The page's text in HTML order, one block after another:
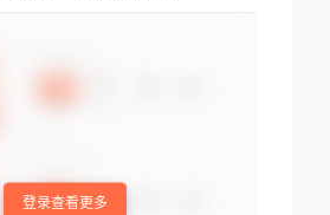
登录查看更多